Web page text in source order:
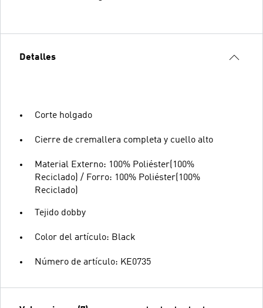
Detalles
Corte holgado
Cierre de cremallera completa y cuello alto
Material Externo: 100% Poliéster(100%
Reciclado) / Forro: 100% Poliéster(100%
Reciclado)
Tejido dobby
Color del artículo: Black
Número de artículo: KE0735